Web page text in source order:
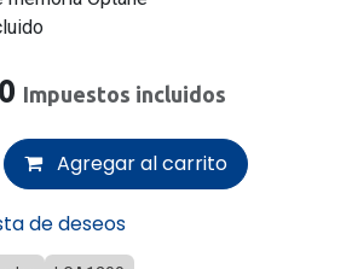
Impuestos incluidos
Agregar al carrito
de deseos